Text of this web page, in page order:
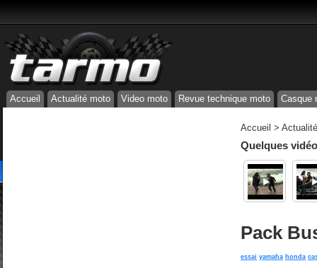
Accueil Actualité moto Video moto Revue technique moto Casque
Accueil >
Quelques
Pack
essai yamaha honda